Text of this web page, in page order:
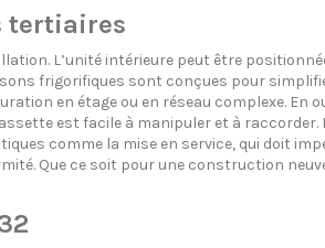
tertiaires
L’unité intérieure peut être
frigorifiques sont conçues pour
en étage ou en réseau complexe.
est facile à manipuler et à
comme la mise en service, qui doit
Que ce soit pour une construction